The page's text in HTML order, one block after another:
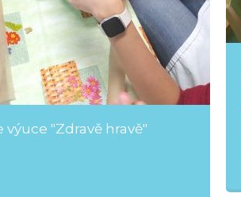
výuce "Zdravě hravě"